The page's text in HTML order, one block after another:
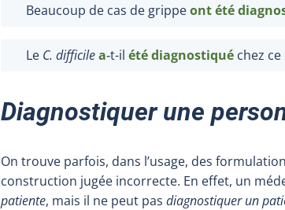
Beaucoup de cas de grippeont été
Le C. difficilea‑t-il étédiagnostiqué chez
Diagnostiquer une
On trouve parfois, dans l’usage, des
construction jugée incorrecte. En effet, un
patiente, mais il ne peut pas diagnostiquer un